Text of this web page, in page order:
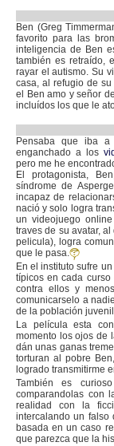
Ben (Greg
favorito para las
inteligencia de Ben
también es retraído,
rayar el autismo. Su
casa, al refugio de
el Ben amo y señor
incluídos los que le
Pensaba que iba
enganchado a los
pero me he
El protagonista,
síndrome de
incapaz de
nació y solo logra
un videojuego
traves de su avatar,
pelicula), logra
que le pasa.
En el instituto sufre
típicos en cada
contra ellos y
comunicarselo a
de la población
La película esta
momento los ojos de
dán unas ganas
torturan al pobre
logrado transmitirme
También es
comparandolas con
realidad con la
intercalando un falso
basada en un caso
que parezca que la